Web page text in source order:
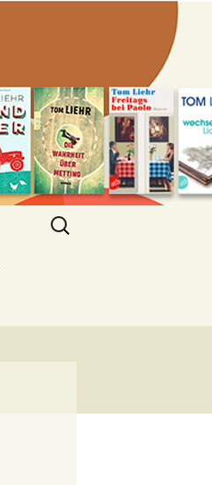
Suchen
nach: